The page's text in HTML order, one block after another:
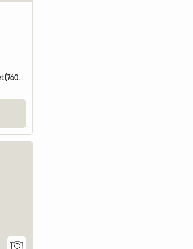
Habitación en casa del anfitrión | Haslet (76052) | 132 M2
1